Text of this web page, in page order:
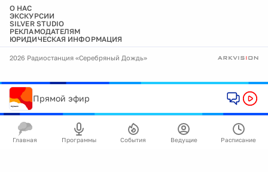
О НАС
ЭКСКУРСИИ
SILVER STUDIO
РЕКЛАМОДАТЕЛЯМ
ЮРИДИЧЕСКАЯ ИНФОРМАЦИЯ
2026 Радиостанция «Серебряный Дождь»
Прямой эфир
Главная Программы События Ведущие Расписание